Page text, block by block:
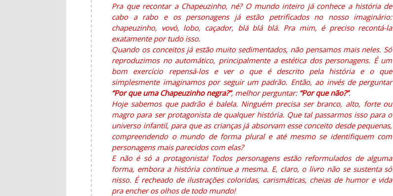
Pra que recontar a Chapeuzinho, né? O mundo inteiro já conhece a história de
cabo a rabo e os personagens já estão petrificados no nosso imaginário:
chapeuzinho, vovó, lobo, caçador, blá blá blá. Pra mim, é preciso recontá-la
exatamente por tudo isso.
Quando os conceitos já estão muito sedimentados, não pensamos mais neles. Só
reproduzimos no automático, principalmente a estética dos personagens. É um
bom exercício repensá-los e ver o que é descrito pela história e o que
simplesmente imaginamos por seguir um padrão. Então, ao invés de perguntar
“Por que uma Chapeuzinho negra?”, melhor perguntar: “Por que não?”.
Hoje sabemos que padrão é balela. Ninguém precisa ser branco, alto, forte ou
magro para ser protagonista de qualquer história. Que tal passarmos isso para o
universo infantil, para que as crianças já absorvam esse conceito desde pequenas,
compreendendo o mundo de forma plural e até mesmo se identifiquem com
personagens mais parecidos com elas?
E não é só a protagonista! Todos personagens estão reformulados de alguma
forma, embora a história continue a mesma. E, claro, o livro não se sustenta só
nisso. É recheado de ilustrações coloridas, carismáticas, cheias de humor e vida
pra encher os olhos de todo mundo!